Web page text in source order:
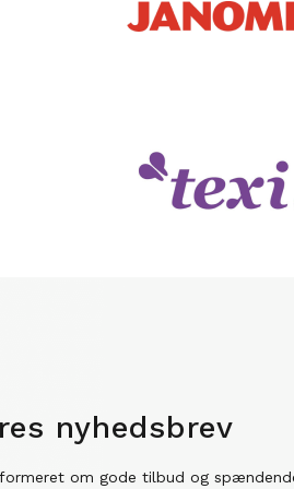
nyhedsbrev
om gode tilbud og